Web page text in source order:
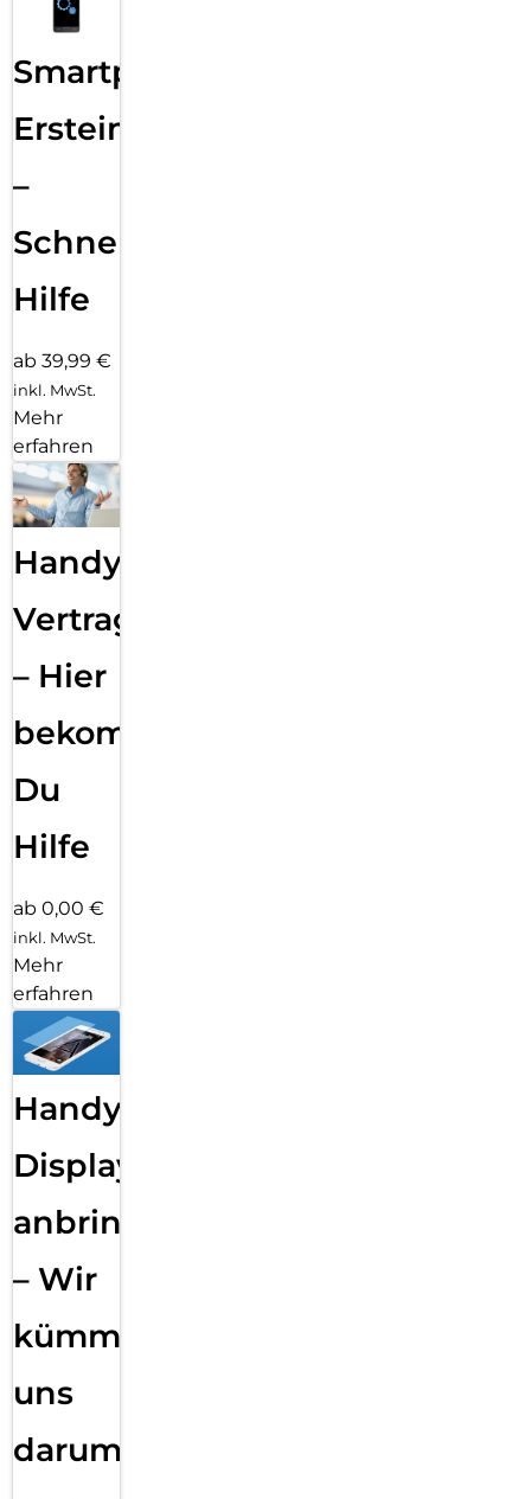
Smartphone
Ersteinrichtung
–
Schnelle
Hilfe
ab 39,99 €
inkl. MwSt.
Mehr
erfahren
Handy
Vertragsabwicklung
– Hier
bekommst
Du
Hilfe
ab 0,00 €
inkl. MwSt.
Mehr
erfahren
Handy
Displayfolie
anbringen
– Wir
kümmern
uns
darum!